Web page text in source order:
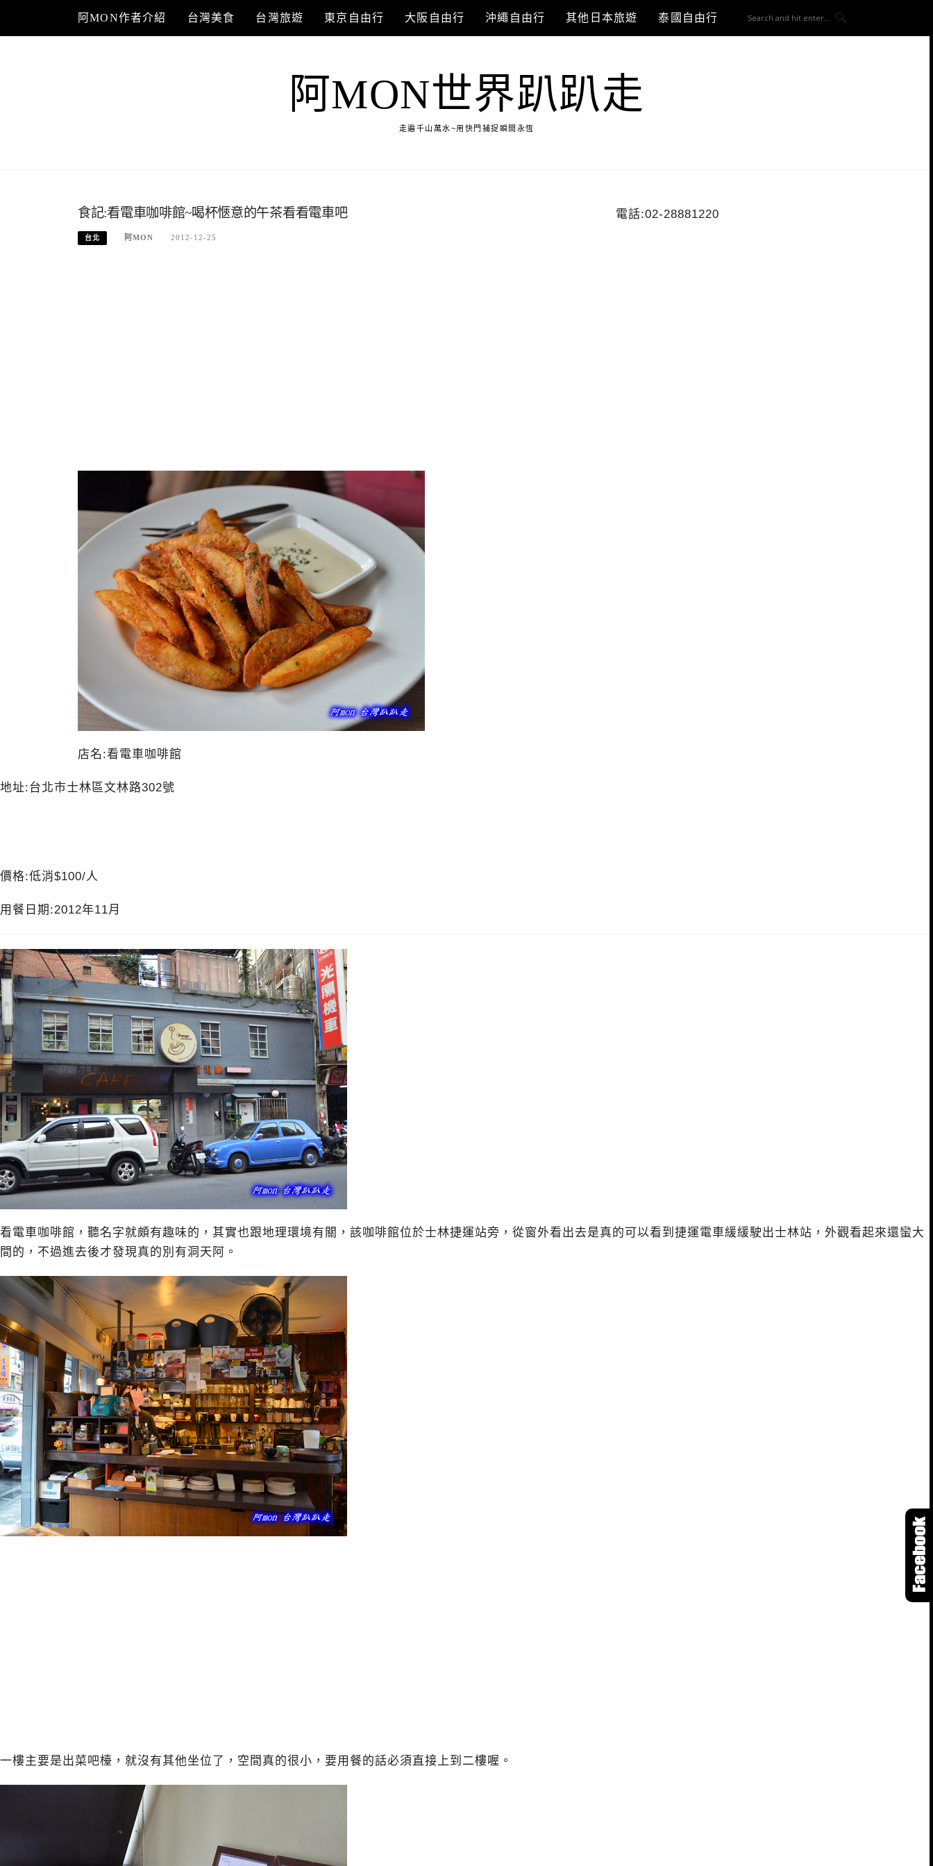
content
阿MON作者介紹 台灣美食 台灣旅遊 東京自由行 大阪自由行 沖繩自由行 其他日本旅遊 泰國自由行
阿MON世界趴趴走
走遍千山萬水~用快門捕捉瞬間永恆
食記:看電車咖啡館~喝杯愜意的午茶看看電車吧
台北 阿MON 2012-12-25
店名:看電車咖啡館
電話:02-28881220
地址:台北市士林區文林路302號
價格:低消$100/人
用餐日期:2012年11月
看電車咖啡館，聽名字就頗有趣味的，其實也跟地理環境有關，該咖啡館位於士林捷運站旁，從窗外看出去是真的可以看到捷運電車緩緩駛出士林站，外觀看起來還蠻大
間的，不過進去後才發現真的別有洞天阿。
一樓主要是出菜吧檯，就沒有其他坐位了，空間真的很小，要用餐的話必須直接上到二樓喔。